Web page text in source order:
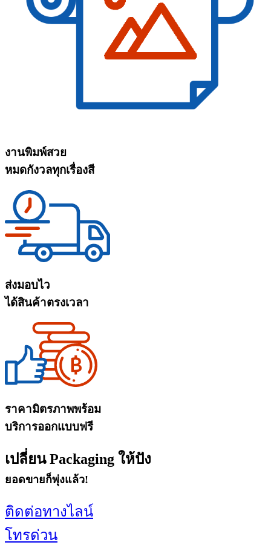
งานพิมพ์สวย
หมดกังวลทุกเรื่องสี
ส่งมอบไว
ได้สินค้าตรงเวลา
ราคามิตรภาพพร้อม
บริการออกแบบฟรี
เปลี่ยน Packaging ให้ปัง
ยอดขายก็พุ่งแล้ว!
ติดต่อทางไลน์
โทรด่วน